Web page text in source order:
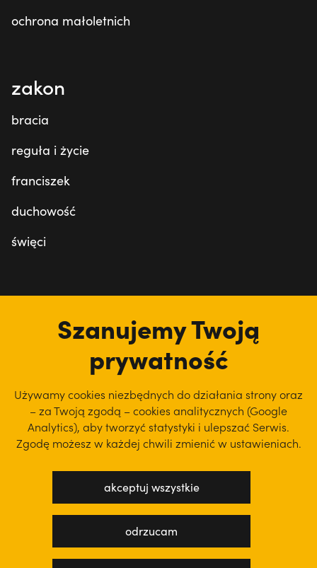
ochrona małoletnich
zakon
bracia
reguła i życie
franciszek
duchowość
święci
regulamin serwisu
Szanujemy Twoją
prywatność
Używamy cookies niezbędnych do działania strony oraz
– za Twoją zgodą – cookies analitycznych (Google
Analytics), abytworzyć statystyki i ulepszać Serwis.
Zgodę możesz w każdej chwili zmienić w ustawieniach.
akceptuj wszystkie
odrzucam